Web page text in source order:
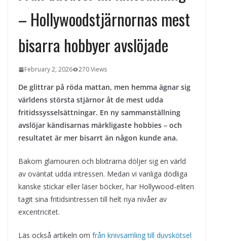
ForMotion – ortopedteknik och
bandagist i Sverige
Det fysiologiska teknikskiftet: Den
medicinska utvecklingen öppnar nya
– Hollywoodstjärnornas mest
bisarra hobbyer avslöjade
February 2, 2026 270 Views
De glittrar på röda mattan, men hemma ägnar sig
världens största stjärnor åt de mest udda
fritidssysselsättningar. En ny sammanställning
avslöjar kändisarnas märkligaste hobbies – och
resultatet är mer bisarrt än någon kunde ana.
Bakom glamouren och blixtrarna döljer sig en värld
av oväntat udda intressen. Medan vi vanliga dödliga
kanske stickar eller läser böcker, har Hollywood-eliten
tagit sina fritidsintressen till helt nya nivåer av
excentricitet.
Läs också artikeln om från knivsamling till duvskötsel